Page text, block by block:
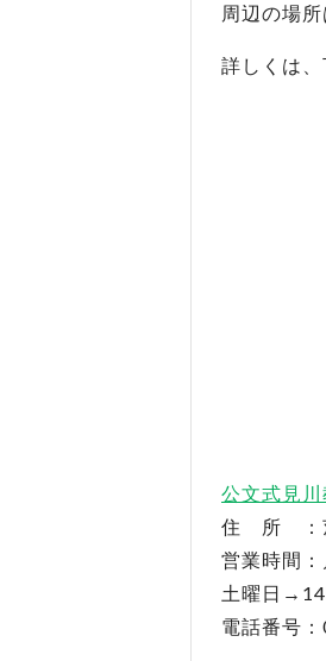
周辺の場所
詳しくは、
公文式見川
住 所 ：茨
営業時間
土曜日
電話番号